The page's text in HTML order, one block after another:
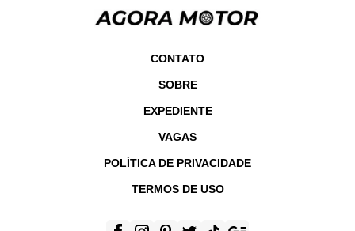
CONTATO
SOBRE
EXPEDIENTE
VAGAS
POLÍTICA DE PRIVACIDADE
TERMOS DE USO